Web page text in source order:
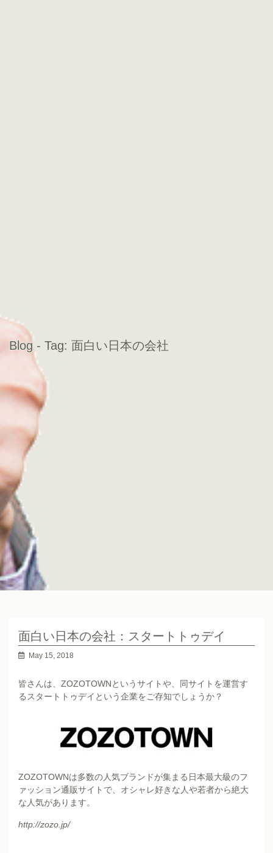
Blog - Tag: 面白い日本の会社
面白い日本の会社：スタートトゥデイ
May 15, 2018
皆さんは、ZOZOTOWNというサイトや、同サイトを運営す
るスタートトゥデイという企業をご存知でしょうか？
ZOZOTOWNは多数の人気ブランドが集まる日本最大級のフ
ァッション通販サイトで、オシャレ好きな人や若者から絶大
な人気があります。
http://zozo.jp/